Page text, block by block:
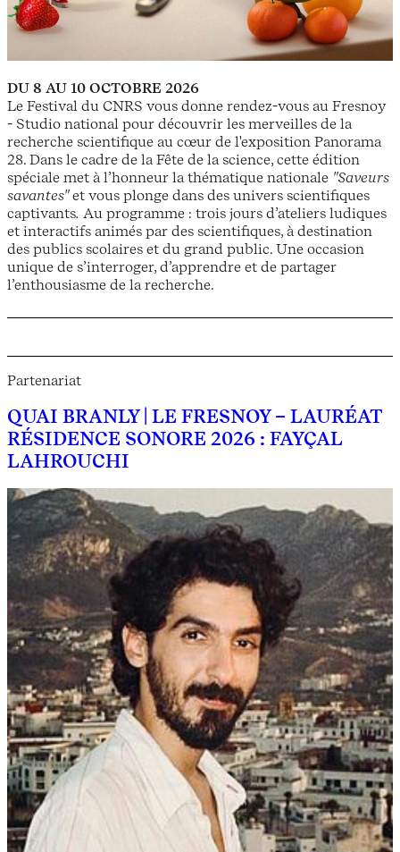
DU 8 AU 10 OCTOBRE 2026
Le Festival du CNRS vous donne rendez-vous au Fresnoy
- Studio national pour découvrir les merveilles de la
recherche scientifique au cœur de l'exposition Panorama
28. Dans le cadre de la Fête de la science, cette édition
spéciale met à l’honneur la thématique nationale "Saveurs
savantes"et vous plonge dans des univers scientifiques
captivants. Au programme : trois jours d’ateliers ludiques
et interactifs animés par des scientifiques, à destination
des publics scolaires et du grand public. Une occasion
unique de s’interroger, d’apprendre et de partager
l’enthousiasme de la recherche.
Partenariat
QUAI BRANLY | LE FRESNOY – LAURÉAT
RÉSIDENCE SONORE 2026 : FAYÇAL
LAHROUCHI